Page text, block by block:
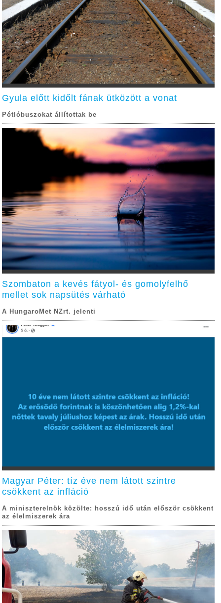
Gyula előtt kidőlt fának ütközött a vonat
Pótlóbuszokat állítottak be
Szombaton a kevés fátyol- és gomolyfelhő
mellet sok napsütés várható
A HungaroMet NZrt. jelenti
Magyar Péter: tíz éve nem látott szintre
csökkent az infláció
A miniszterelnök közölte: hosszú idő után először csökkent
az élelmiszerek ára